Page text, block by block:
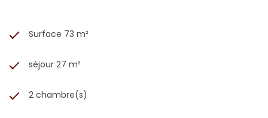
Surface 73 m²
séjour 27 m²
2 chambre(s)